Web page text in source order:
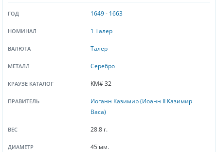
ГОД 1649- 1663
НОМИНАЛ 1 Талер
ВАЛЮТА Талер
МЕТАЛЛ Серебро
КРАУЗЕ КАТАЛОГ KM# 32
ПРАВИТЕЛЬ
Иоганн Казимир (Иоанн II Казимир
Васа)
ВЕС 28.8 г.
ДИАМЕТР 45 мм.